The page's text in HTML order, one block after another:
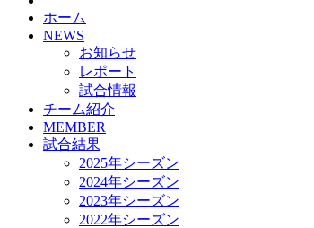
ホーム
NEWS
お知らせ
レポート
試合情報
チーム紹介
MEMBER
試合結果
2025年シーズン
2024年シーズン
2023年シーズン
2022年シーズン